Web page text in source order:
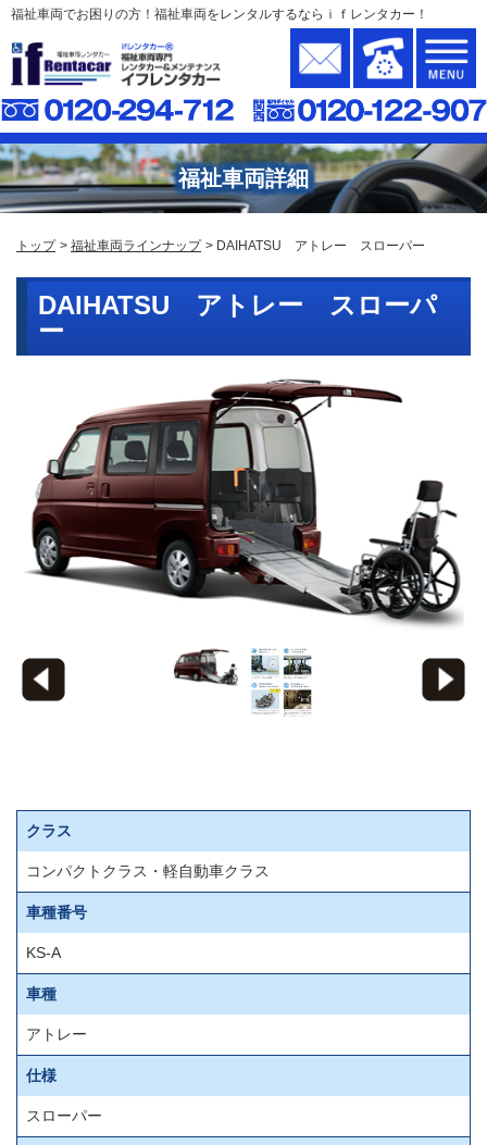
福祉車両でお困りの方！福祉車両をレンタルするならｉｆレンタカー！
福祉車両詳細
トップ 福祉車両ラインナップ DAIHATSU アトレー スローパー
DAIHATSU アトレー スローパ
ー
クラス
コンパクトクラス・軽自動車クラス
車種番号
KS-A
車種
アトレー
仕様
スローパー